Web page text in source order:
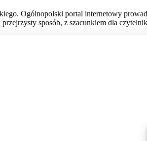
Ogólnopolski portal internetowy
sposób, z szacunkiem dla